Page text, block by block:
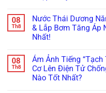
Êm,
Đảm
Bảo
Tản
Nhiệt
Cháy
Máy!
Tuyệt
Chiêu
Lót
Cao
Lên
Đời
Bi
Koyo/SKF
Xịn
Áp
Sai
Cách
Làm
Nứt
Bình
Bảo
Ôn
Năng
Lượng
bình
luận
ở
Máy
Nóng
Bị
Rò
Rỉ
Nước
08
Th8
Nước Thái Dương
& Lắp Bơm Tăng Áp
Nhất!
có
bình
luận
ở
Nước
08
Th8
Ám Ảnh Tiếng “Tạch
Cơ Lên Điện Tử
Nào Tốt Nhất?